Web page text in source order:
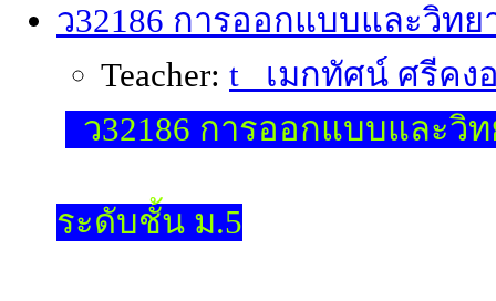
ว32186 การออกแบบและวิท
Teacher: t_ เมกทัศน์ ศรีคง
ว32186 การออกแบบและวิ
ระดับชั้น ม.5